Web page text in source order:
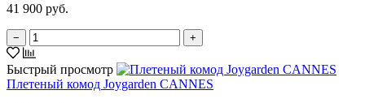
41 900 руб.
− +
Быстрый просмотр
Плетеный комод Joygarden CANNES